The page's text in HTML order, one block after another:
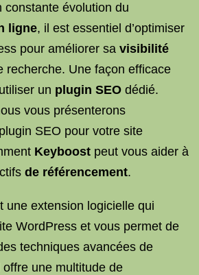
constante évolution du
ligne, il est essentiel d’optimiser
pour améliorer sa visibilité
recherche. Une façon efficace
un plugin SEO dédié.
vous présenterons
plugin SEO pour votre site
Keyboost peut vous aider à
de référencement.
une extension logicielle qui
WordPress et vous permet de
techniques avancées de
offre une multitude de